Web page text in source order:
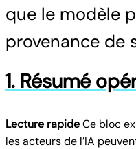
que le modèle
provenance de
1. Résumé
Lecture rapideCe bloc
les acteurs de l’IA